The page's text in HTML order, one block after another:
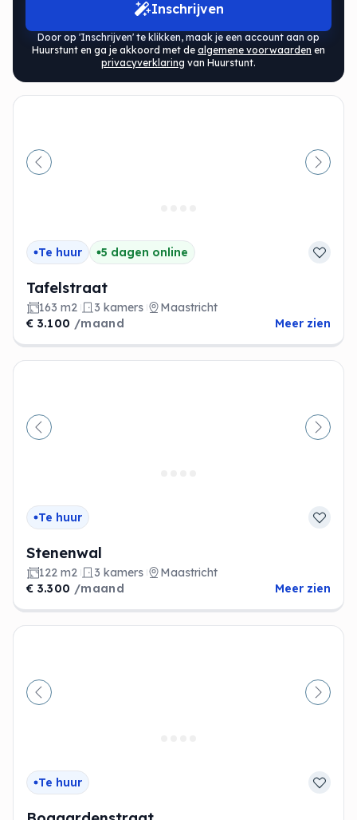
Inschrijven
Door op 'Inschrijven' te klikken, maak je een account aan op
Huurstunt en ga je akkoord met de algemene voorwaarden en
privacyverklaring van Huurstunt.
Vorige
Te huur 5 dagen online
Tafelstraat
163 m2 3 kamers
Maastricht
€ 3.100 /maand Meer zien
Vorige
Te huur
Stenenwal
122 m2 3 kamers
Maastricht
€ 3.300 /maand Meer zien
Vorige
Te huur